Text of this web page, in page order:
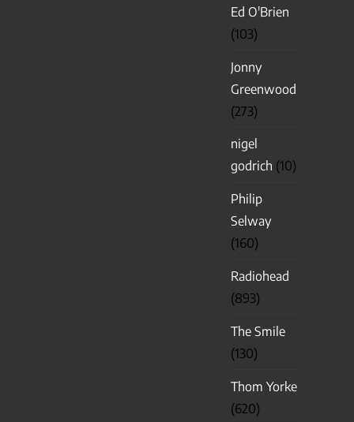
Ed O'Brien
(103)
Jonny
Greenwood
(273)
nigel
godrich (10)
Philip
Selway
(160)
Radiohead
(893)
The Smile
(130)
Thom Yorke
(620)